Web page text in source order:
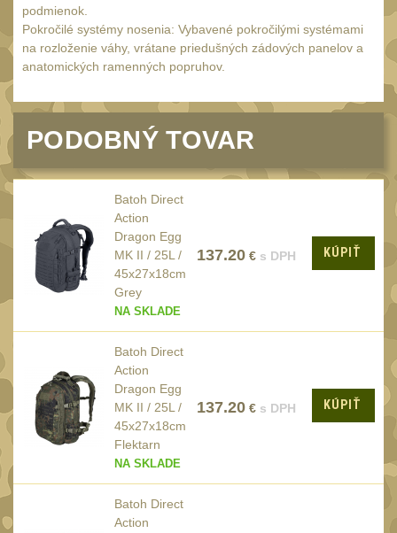
.22
.223 (5.56mm) 9
.270 .280 (7mm)7
.30 .308 (7.62mm)
12GA, 20GA10
.44 .456
.357 .38 (9mm)
19116
Méně než 200 lm
200 - 500 lm
510 - 990 lm 3
1000 - 2000 lm1
Nad 2000 lm
Speciální svítilny
podmienok.
Pokročilé systémy nosenia: Vybavené pokročilými systémami
na rozloženie váhy, vrátane priedušných zádových panelov a
anatomických ramenných popruhov.
PODOBNÝ TOVAR
Batoh Direct
Action
Dragon Egg
MK II / 25L /
45x27x18cm
Grey
NA SKLADE
137.20 € s DPH KÚPIŤ
Batoh Direct
Action
Dragon Egg
MK II / 25L /
45x27x18cm
Flektarn
NA SKLADE
137.20 € s DPH KÚPIŤ
Batoh Direct
Action